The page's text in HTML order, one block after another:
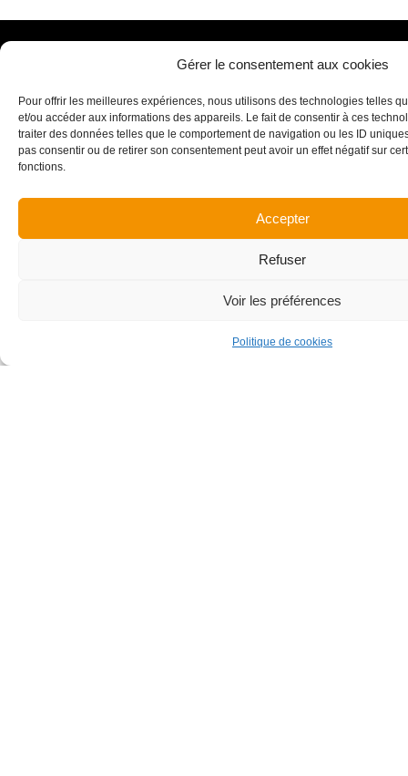
Gérer le consentement aux cookies
Pour offrir les meilleures expériences, nous utilisons des technologies telles
et/ou accéder aux informations des appareils. Le fait de consentir à ces
traiter des données telles que le comportement de navigation ou les ID
pas consentir ou de retirer son consentement peut avoir un effet négatif sur
fonctions.
Accepter
Refuser
Voir les préférences
Politique de cookies
Maîtrise d’ouvrage
Dynacité
Architecte
Plottier Architectes
Années de réalisation
40 k€